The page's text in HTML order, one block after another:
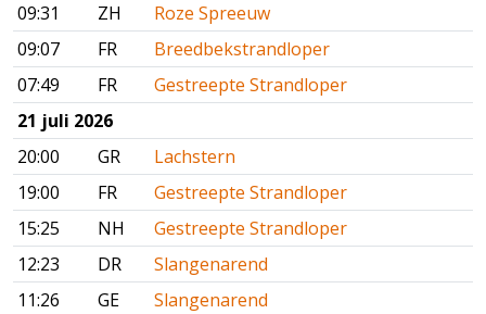
09:31
ZH
Roze Spreeuw
09:07
FR
Breedbekstrandloper
07:49
FR
Gestreepte Strandloper
21 juli 2026
20:00
GR
Lachstern
19:00
FR
Gestreepte Strandloper
15:25
NH
Gestreepte Strandloper
12:23
DR
Slangenarend
11:26
GE
Slangenarend